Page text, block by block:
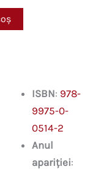
ISBN: 978-
9975-0-
0514-2
Anul
apariției: